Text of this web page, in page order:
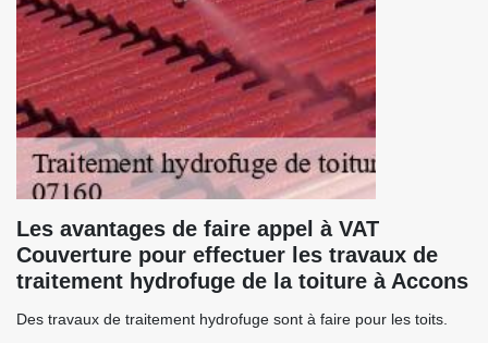
Les avantages de faire appel à VAT
Couverture pour effectuer les travaux de
traitement hydrofuge de la toiture à Accons
Des travaux de traitement hydrofuge sont à faire pour les toits.